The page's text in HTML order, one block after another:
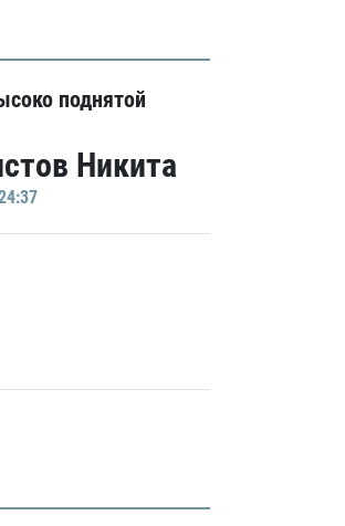
поднятой
Никита